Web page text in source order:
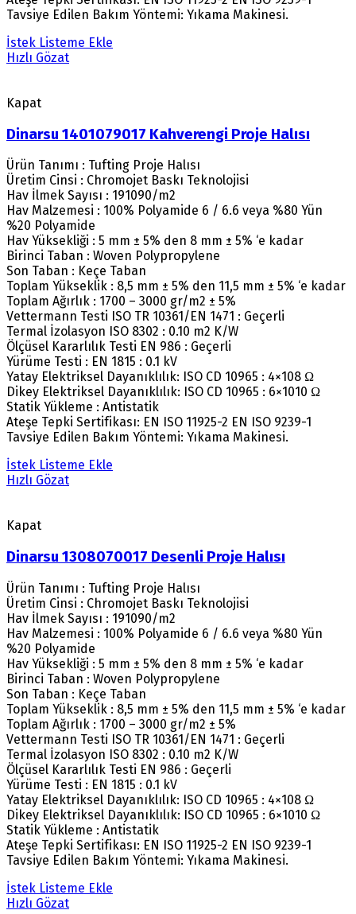
Tavsiye Edilen Bakım Yöntemi: Yıkama Makinesi.
İstek Listeme Ekle
Hızlı Gözat
Kapat
Dinarsu 1401079017 Kahverengi Proje Halısı
Ürün Tanımı : Tufting Proje Halısı
Üretim Cinsi : Chromojet Baskı Teknolojisi
Hav İlmek Sayısı : 191090/m2
Hav Malzemesi : 100% Polyamide 6 / 6.6 veya %80 Yün
%20 Polyamide
Hav Yüksekliği : 5 mm ± 5% den 8 mm ± 5% ‘e kadar
Birinci Taban : Woven Polypropylene
Son Taban : Keçe Taban
Toplam Yükseklik : 8,5 mm ± 5% den 11,5 mm ± 5% ‘e kadar
Toplam Ağırlık : 1700 – 3000 gr/m2 ± 5%
Vettermann Testi ISO TR 10361/EN 1471 : Geçerli
Termal İzolasyon ISO 8302 : 0.10 m2 K/W
Ölçüsel Kararlılık Testi EN 986 : Geçerli
Yürüme Testi : EN 1815 : 0.1 kV
Yatay Elektriksel Dayanıklılık: ISO CD 10965 : 4×108 Ω
Dikey Elektriksel Dayanıklılık: ISO CD 10965 : 6×1010 Ω
Statik Yükleme : Antistatik
Ateşe Tepki Sertifikası: EN ISO 11925-2 EN ISO 9239-1
Tavsiye Edilen Bakım Yöntemi: Yıkama Makinesi.
İstek Listeme Ekle
Hızlı Gözat
Kapat
Dinarsu 1308070017 Desenli Proje Halısı
Ürün Tanımı : Tufting Proje Halısı
Üretim Cinsi : Chromojet Baskı Teknolojisi
Hav İlmek Sayısı : 191090/m2
Hav Malzemesi : 100% Polyamide 6 / 6.6 veya %80 Yün
%20 Polyamide
Hav Yüksekliği : 5 mm ± 5% den 8 mm ± 5% ‘e kadar
Birinci Taban : Woven Polypropylene
Son Taban : Keçe Taban
Toplam Yükseklik : 8,5 mm ± 5% den 11,5 mm ± 5% ‘e kadar
Toplam Ağırlık : 1700 – 3000 gr/m2 ± 5%
Vettermann Testi ISO TR 10361/EN 1471 : Geçerli
Termal İzolasyon ISO 8302 : 0.10 m2 K/W
Ölçüsel Kararlılık Testi EN 986 : Geçerli
Yürüme Testi : EN 1815 : 0.1 kV
Yatay Elektriksel Dayanıklılık: ISO CD 10965 : 4×108 Ω
Dikey Elektriksel Dayanıklılık: ISO CD 10965 : 6×1010 Ω
Statik Yükleme : Antistatik
Ateşe Tepki Sertifikası: EN ISO 11925-2 EN ISO 9239-1
Tavsiye Edilen Bakım Yöntemi: Yıkama Makinesi.
İstek Listeme Ekle
Hızlı Gözat